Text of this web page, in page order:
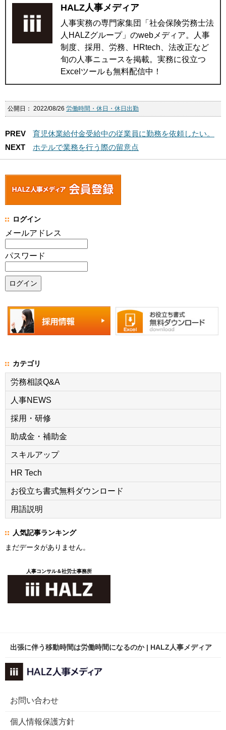
HALZ人事メディア
人事実務の専門家集団「社会保険労務士法
人HALZグループ」のwebメディア。人事
制度、採用、労務、HRtech、法改正など
旬の人事ニュースを掲載。実務に役立つ
Excelツールも無料配信中！
公開日： 2022/08/26 労働時間・休日・休日出勤
PREV
育児休業給付金受給中の従業員に勤務を依頼したい。
NEXT
ホテルで業務を行う際の留意点
ログイン
メールアドレス
パスワード
カテゴリ
労務相談Q&A
人事NEWS
採用・研修
助成金・補助金
スキルアップ
HR Tech
お役立ち書式無料ダウンロード
用語説明
人気記事ランキング
まだデータがありません。
人事コンサル＆社労士事務所
出張に伴う移動時間は労働時間になるのか | HALZ人事メディア
お問い合わせ
個人情報保護方針